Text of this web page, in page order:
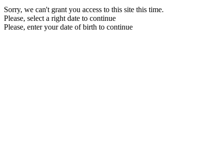
Sorry, we can't grant you access to this site this time.
Please, select a right date to continue
Please, enter your date of birth to continue